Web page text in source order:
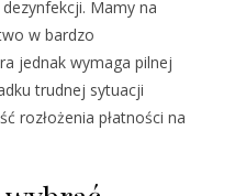
Mamy na
w bardzo
jednak wymaga pilnej
trudnej sytuacji
rozłożenia płatności na